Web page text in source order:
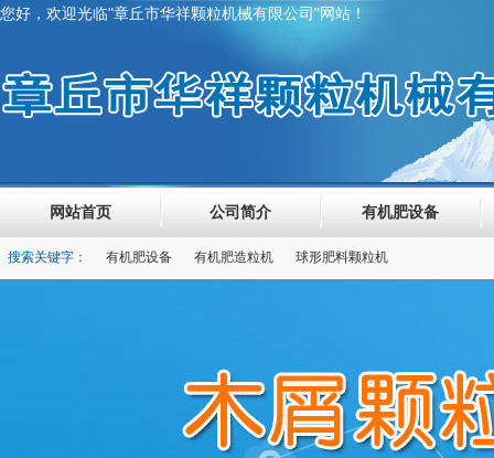
您好，欢迎光临"章丘市华祥颗粒机械有限公司"网站！
网站首页 公司简介 有机肥设备
搜索关键字： 有机肥设备 有机肥造粒机 球形肥料颗粒机